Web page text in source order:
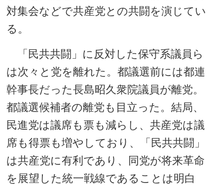
対集会などで共産党との共闘を演じてい
る。
「民共共闘」に反対した保守系議員ら
は次々と党を離れた。都議選前には都連
幹事長だった長島昭久衆院議員が離党。
都議選候補者の離党も目立った。結局、
民進党は議席も票も減らし、共産党は議
席も得票も増やしており、「民共共闘」
は共産党に有利であり、同党が将来革命
を展望した統一戦線であることは明白